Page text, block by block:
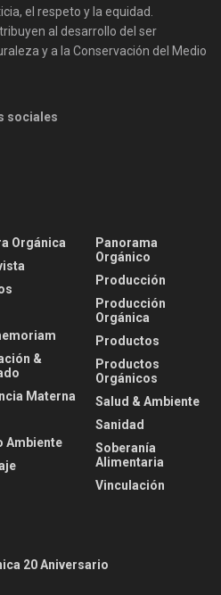
el respeto y la equidad.
al desarrollo del ser
y a la Conservación del Medio
sociales
Orgánica
&
Materna
Ambiente
Panorama
Orgánico
Producción
Producción
Orgánica
Productos
Productos
Orgánicos
Salud & Ambiente
Sanidad
Soberanía
Alimentaria
Vinculación
20 Aniversario